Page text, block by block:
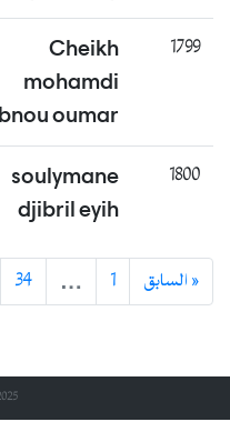
Cheikh
mohamdi
Ebnou oumar
soulymane
djibril eyih
1
…
DGTT © 2025